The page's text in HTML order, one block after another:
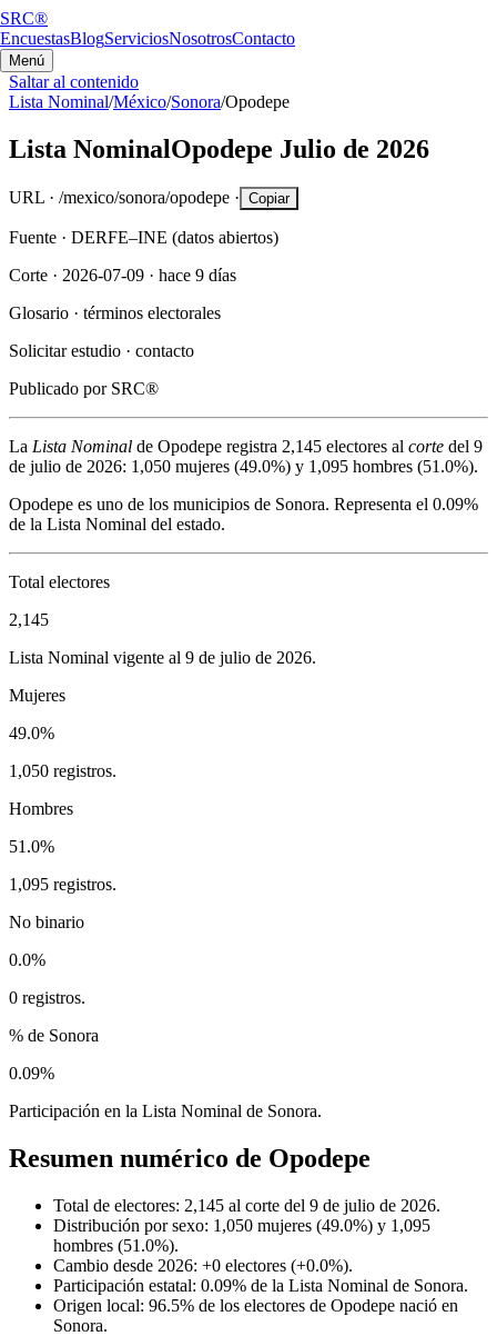
SRC®
EncuestasBlogServiciosNosotrosContacto
Menú
Saltar al contenido
Lista Nominal/México/Sonora/Opodepe
Lista NominalOpodepe Julio de 2026
URL · /mexico/sonora/opodepe · Copiar
Fuente · DERFE–INE (datos abiertos)
Corte · 2026-07-09 · hace 9 días
Glosario · términos electorales
Solicitar estudio · contacto
Publicado por SRC®
La Lista Nominal de Opodepe registra 2,145 electores al corte del 9
de julio de 2026: 1,050 mujeres (49.0%) y 1,095 hombres (51.0%).
Opodepe es uno de los municipios de Sonora. Representa el 0.09%
de la Lista Nominal del estado.
Total electores
2,145
Lista Nominal vigente al 9 de julio de 2026.
Mujeres
49.0%
1,050 registros.
Hombres
51.0%
1,095 registros.
No binario
0.0%
0 registros.
% de Sonora
0.09%
Participación en la Lista Nominal de Sonora.
Resumen numérico de Opodepe
Total de electores: 2,145 al corte del 9 de julio de 2026.
Distribución por sexo: 1,050 mujeres (49.0%) y 1,095
hombres (51.0%).
Cambio desde 2026: +0 electores (+0.0%).
Participación estatal: 0.09% de la Lista Nominal de Sonora.
Origen local: 96.5% de los electores de Opodepe nació en
Sonora.